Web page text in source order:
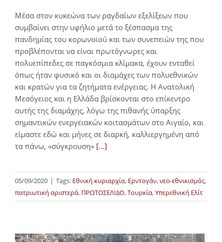
Μέσα στον κυκεώνα των ραγδαίων εξελίξεων που
συμβαίνει στην υφήλιο μετά το ξέσπασμα της
πανδημίας του κορωνοϊού και των συνεπειών της που
προβλέπονται να είναι πρωτόγνωρες και
πολυεπίπεδες σε παγκόσμια κλίμακα, έχουν ενταθεί
όπως ήταν φυσικό και οι διαμάχες των πολυεθνικών
και κρατών για τα ζητήματα ενέργειας. Η Ανατολική
Μεσόγειος και η Ελλάδα βρίσκονται στο επίκεντρο
αυτής της διαμάχης, λόγω της πιθανής ύπαρξης
σημαντικών ενεργειακών κοιτασμάτων στο Αιγαίο, και
είμαστε εδώ και μήνες σε διαρκή, καλλιεργημένη από
τα πάνω, «σύγκρουση» [...]
05/09/2020 | Tags: Εθνική κυριαρχία, Ερντογάν,νεο-εθνικισμός,
πατριωτική αριστερά, ΠΡΩΤΟΣΕΛΙΔΟ,Τουρκία,Υπερεθνική Ελίτ